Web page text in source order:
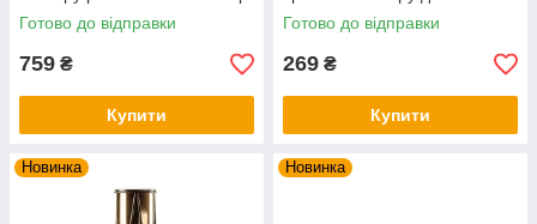
3 шт. висота 23см 28см 33см
Готово до відправки
759 ₴
Купити
свічки висота 33 см
Готово до відправки
269 ₴
Купити
Новинка Новинка